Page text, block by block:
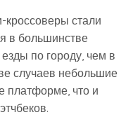
стали
в большинстве
по городу, чем в
случаев небольшие
платформе, что и